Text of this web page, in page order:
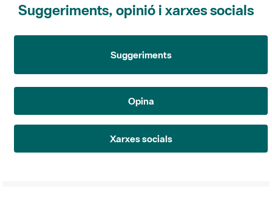
Suggeriments, opinió i xarxes socials
Suggeriments
Opina
Xarxes socials